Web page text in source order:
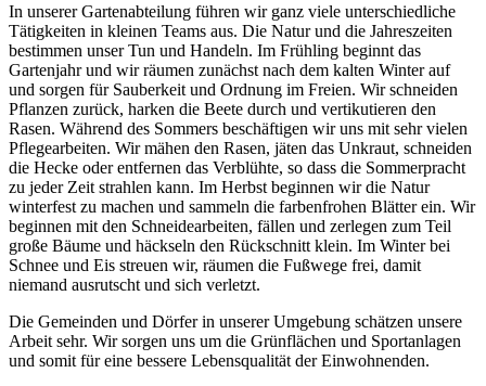
In unserer Gartenabteilung führen wir ganz viele unterschiedliche
Tätigkeiten in kleinen Teams aus. Die Natur und die Jahreszeiten
bestimmen unser Tun und Handeln. Im Frühling beginnt das
Gartenjahr und wir räumen zunächst nach dem kalten Winter auf
und sorgen für Sauberkeit und Ordnung im Freien. Wir schneiden
Pflanzen zurück, harken die Beete durch und vertikutieren den
Rasen. Während des Sommers beschäftigen wir uns mit sehr vielen
Pflegearbeiten. Wir mähen den Rasen, jäten das Unkraut, schneiden
die Hecke oder entfernen das Verblühte, so dass die Sommerpracht
zu jeder Zeit strahlen kann. Im Herbst beginnen wir die Natur
winterfest zu machen und sammeln die farbenfrohen Blätter ein. Wir
beginnen mit den Schneidearbeiten, fällen und zerlegen zum Teil
große Bäume und häckseln den Rückschnitt klein. Im Winter bei
Schnee und Eis streuen wir, räumen die Fußwege frei, damit
niemand ausrutscht und sich verletzt.
Die Gemeinden und Dörfer in unserer Umgebung schätzen unsere
Arbeit sehr. Wir sorgen uns um die Grünflächen und Sportanlagen
und somit für eine bessere Lebensqualität der Einwohnenden.